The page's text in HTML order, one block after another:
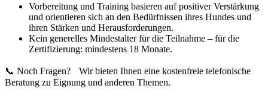
Vorbereitung und Training basieren auf positiver Verstärkung
und orientieren sich an den Bedürfnissen ihres Hundes und
ihren Stärken und Herausforderungen.
Kein generelles Mindestalter für die Teilnahme – für die
Zertifizierung: mindestens 18 Monate.
📞 Noch Fragen? Wir bieten Ihnen eine kostenfreie telefonische
Beratung zu Eignung und anderen Themen.